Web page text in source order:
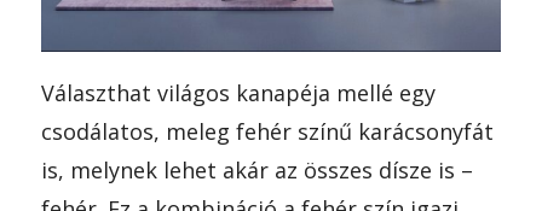
Választhat világos kanapéja mellé egy
csodálatos, meleg fehér színű karácsonyfát
is, melynek lehet akár az összes dísze is –